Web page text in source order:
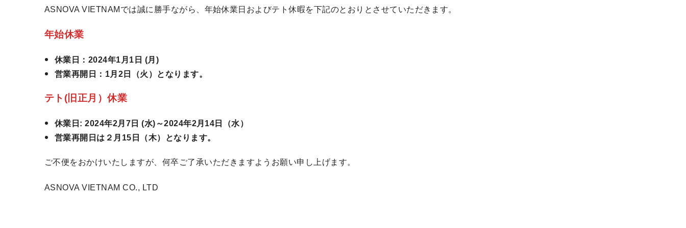
ASNOVA VIETNAMでは誠に勝手ながら、年始休業日およびテト休暇を下記のとおりとさせていただきます。
年始休業
休業日：2024年1月1日 (月)
営業再開日：1月2日（火）となります。
テト(旧正月）休業
休業日: 2024年2月7日 (水)～2024年2月14日（水）
営業再開日は２月15日（木）となります。
ご不便をおかけいたしますが、何卒ご了承いただきますようお願い申し上げます。
ASNOVA VIETNAM CO., LTD